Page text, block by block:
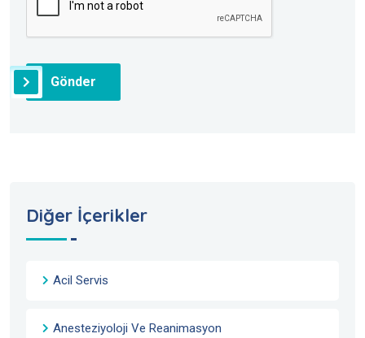
Gönder
Diğer İçerikler
Acil Servis
Anesteziyoloji Ve Reanimasyon